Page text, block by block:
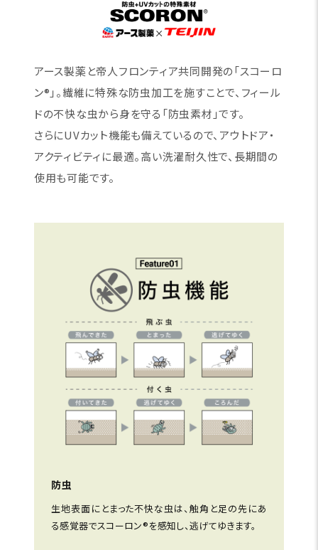
アース製薬と帝人フロンティア共同開発の「スコーロ
ン®」。繊維に特殊な防虫加工を施すことで、フィール
ドの不快な虫から身を守る「防虫素材」です。
さらにUVカット機能も備えているので、アウトドア・
アクティビティに最適。高い洗濯耐久性で、長期間の
使用も可能です。
防虫
生地表面にとまった不快な虫は、触角と足の先にあ
る感覚器でスコーロン®を感知し、逃げてゆきます。